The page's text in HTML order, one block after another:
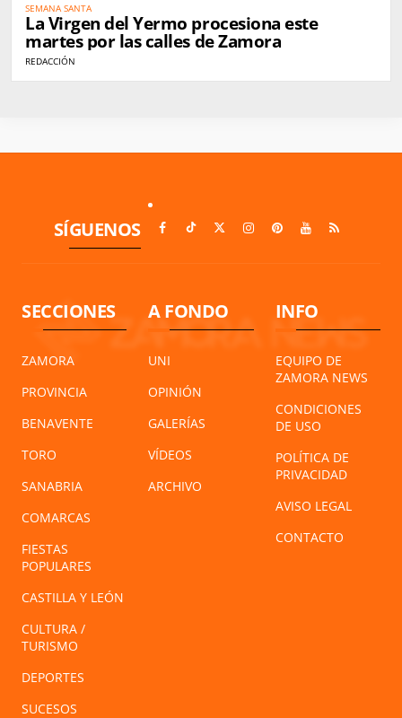
SEMANA SANTA
La Virgen del Yermo procesiona este
martes por las calles de Zamora
REDACCIÓN
SÍGUENOS
SECCIONES
ZAMORA
PROVINCIA
BENAVENTE
TORO
SANABRIA
COMARCAS
FIESTAS
POPULARES
CASTILLA Y LEÓN
CULTURA /
TURISMO
DEPORTES
SUCESOS
A FONDO
UNI
OPINIÓN
GALERÍAS
VÍDEOS
ARCHIVO
INFO
EQUIPO DE
ZAMORA NEWS
CONDICIONES
DE USO
POLÍTICA DE
PRIVACIDAD
AVISO LEGAL
CONTACTO